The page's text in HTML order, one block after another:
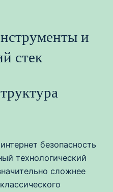
и
стек
безопасность
технологический
сложнее